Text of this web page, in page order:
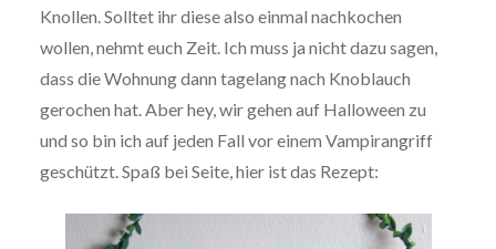
Knollen. Solltet ihr diese also einmal nachkochen
wollen, nehmt euch Zeit. Ich muss ja nicht dazu sagen,
dass die Wohnung dann tagelang nach Knoblauch
gerochen hat. Aber hey, wir gehen auf Halloween zu
und so bin ich auf jeden Fall vor einem Vampirangriff
geschützt. Spaß bei Seite, hier ist das Rezept: